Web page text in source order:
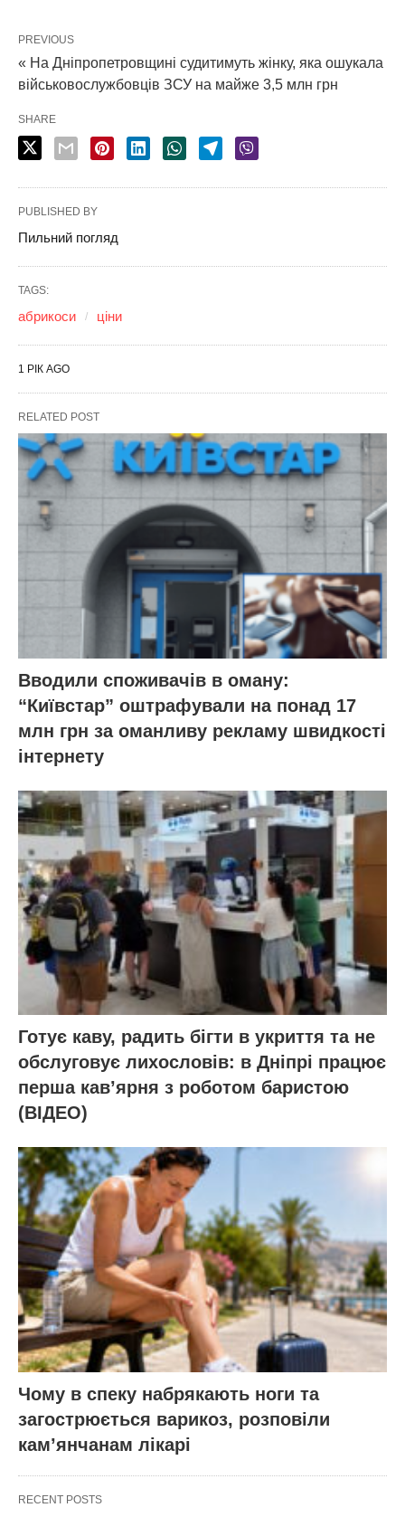
PREVIOUS
« На Дніпропетровщині судитимуть жінку, яка ошукала
військовослужбовців ЗСУ на майже 3,5 млн грн
SHARE
PUBLISHED BY
Пильний погляд
TAGS:
абрикоси ціни
1 РІК AGO
RELATED POST
Вводили споживачів в оману:
“Київстар” оштрафували на понад 17
млн грн за оманливу рекламу швидкості
інтернету
Готує каву, радить бігти в укриття та не
обслуговує лихословів: в Дніпрі працює
перша кав’ярня з роботом баристою
(ВІДЕО)
Чому в спеку набрякають ноги та
загострюється варикоз, розповіли
кам’янчанам лікарі
RECENT POSTS